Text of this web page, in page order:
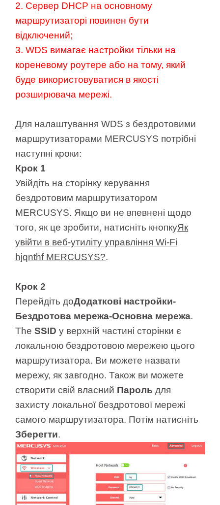
2. Сервер DHCP на основному
маршрутизаторі повинен бути
відключений;
3. WDS вимагає настройки тільки на
кореневому роутере або на тому, який
буде використовуватися в якості
розширювача мережі.
Для налаштування WDS з бездротовими
маршрутизаторами MERCUSYS потрібні
наступні кроки:
Крок 1
Увійдіть на сторінку керування
бездротовим маршрутизатором
MERCUSYS. Якщо ви не впевнені щодо
того, як це зробити, натисніть кнопкуЯк
увійти в веб-утиліту управління Wi-Fi
hjqnthf MERCUSYS?.
Крок 2
Перейдіть доДодаткові настройки-
Бездротова мережа-Основна мережа.
TheSSID у верхній частині сторінки є
локальною бездротовою мережею цього
маршрутизатора. Ви можете назвати
мережу, як завгодно. Також ви можете
створити свій власний Пароль для
захисту локальної бездротової мережі
самого маршрутизатора. Потім натисніть
Зберегти.